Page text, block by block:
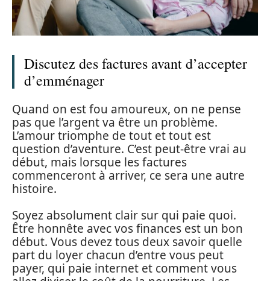
Discutez des factures avant d’accepter
d’emménager
Quand on est fou amoureux, on ne pense
pas que l’argent va être un problème.
L’amour triomphe de tout et tout est
question d’aventure. C’est peut-être vrai au
début, mais lorsque les factures
commenceront à arriver, ce sera une autre
histoire.
Soyez absolument clair sur qui paie quoi.
Être honnête avec vos finances est un bon
début. Vous devez tous deux savoir quelle
part du loyer chacun d’entre vous peut
payer, qui paie internet et comment vous